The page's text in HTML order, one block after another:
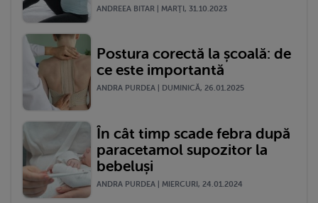
ANDREEA BITAR | MARŢI, 31.10.2023
Postura corectă la școală: de
ce este importantă
ANDRA PURDEA | DUMINICĂ, 26.01.2025
În cât timp scade febra după
paracetamol supozitor la
bebeluși
ANDRA PURDEA | MIERCURI, 24.01.2024